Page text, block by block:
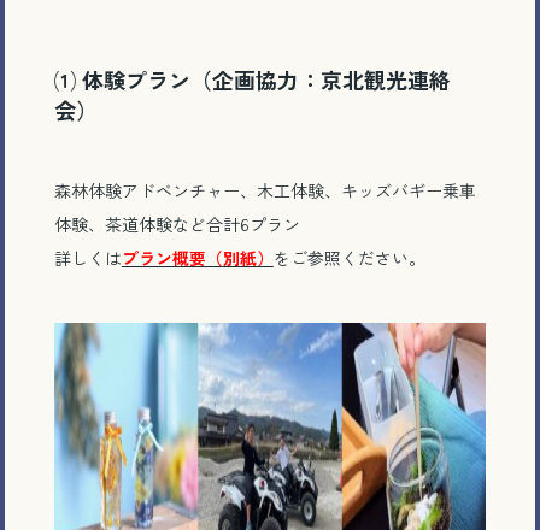
⑴ 体験プラン（企画協力：京北観光連絡
会）
森林体験アドベンチャー、木工体験、キッズバギー乗車
体験、茶道体験など合計6プラン
詳しくはプラン概要（別紙） をご参照ください。